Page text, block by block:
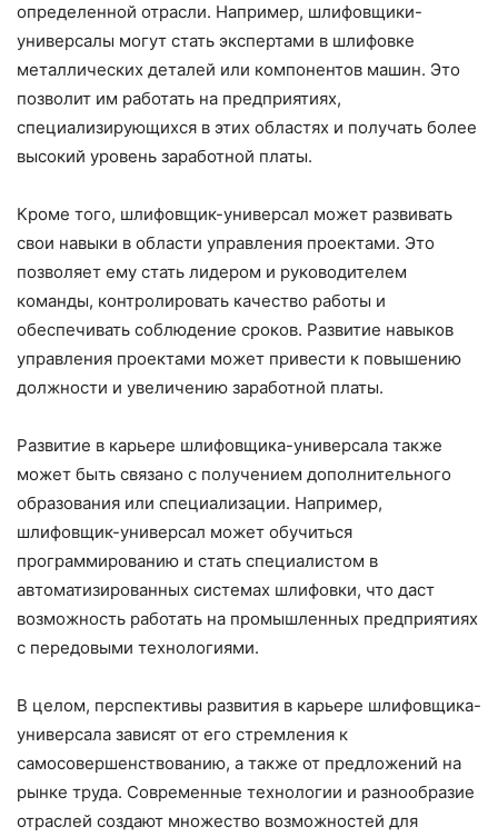
определенной отрасли. Например, шлифовщики-
универсалы могут стать экспертами в шлифовке
металлических деталей или компонентов машин. Это
позволит им работать на предприятиях,
специализирующихся в этих областях и получать более
высокий уровень заработной платы.
Кроме того, шлифовщик-универсал может развивать
свои навыки в области управления проектами. Это
позволяет ему стать лидером и руководителем
команды, контролировать качество работы и
обеспечивать соблюдение сроков. Развитие навыков
управления проектами может привести к повышению
должности и увеличению заработной платы.
Развитие в карьере шлифовщика-универсала также
может быть связано с получением дополнительного
образования или специализации. Например,
шлифовщик-универсал может обучиться
программированию и стать специалистом в
автоматизированных системах шлифовки, что даст
возможность работать на промышленных предприятиях
с передовыми технологиями.
В целом, перспективы развития в карьере шлифовщика-
универсала зависят от его стремления к
самосовершенствованию, а также от предложений на
рынке труда. Современные технологии и разнообразие
отраслей создают множество возможностей для